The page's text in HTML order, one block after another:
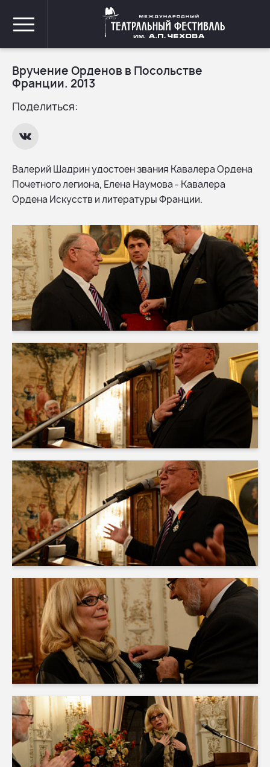
Вручение Орденов в Посольстве
Франции. 2013
Валерий Шадрин удостоен звания Кавалера Ордена
Почетного легиона, Елена Наумова - Кавалера
Ордена Искусств и литературы Франции.
Поделиться: